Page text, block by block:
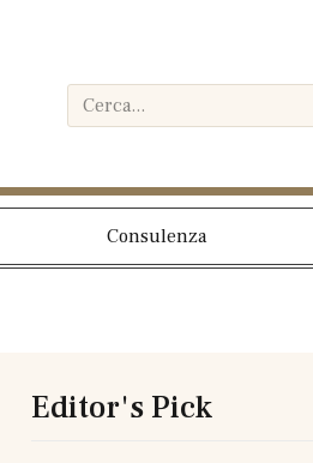
Consulenza
Editor's Pick